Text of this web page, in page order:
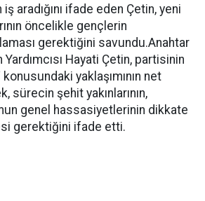
aradığını ifade eden Çetin, yeni
öncelikle gençlerin
gerektiğini savundu.Anahtar
Hayati Çetin, partisinin
yaklaşımının net
sürecin şehit yakınlarının,
genel hassasiyetlerinin dikkate
gerektiğini ifade etti.